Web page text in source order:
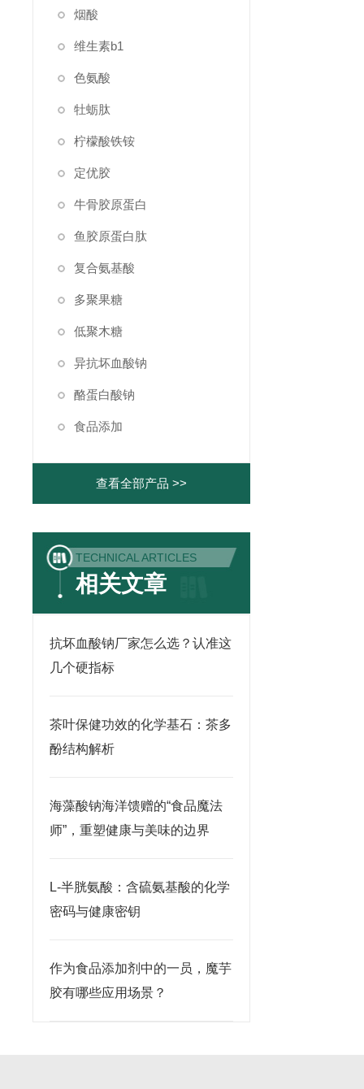
烟酸
维生素b1
色氨酸
牡蛎肽
柠檬酸铁铵
定优胶
牛骨胶原蛋白
鱼胶原蛋白肽
复合氨基酸
多聚果糖
低聚木糖
异抗坏血酸钠
酪蛋白酸钠
食品添加
查看全部产品 >>
TECHNICAL ARTICLES
相关文章
抗坏血酸钠厂家怎么选？认准这
几个硬指标
茶叶保健功效的化学基石：茶多
酚结构解析
海藻酸钠海洋馈赠的“食品魔法
师”，重塑健康与美味的边界
L-半胱氨酸：含硫氨基酸的化学
密码与健康密钥
作为食品添加剂中的一员，魔芋
胶有哪些应用场景？